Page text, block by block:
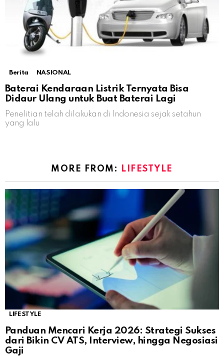
Berita NASIONAL
Baterai Kendaraan Listrik Ternyata Bisa
Didaur Ulang untuk Buat Baterai Lagi
Penelitian telah dilakukan di Indonesia sejak setahun
yang lalu
MORE FROM: LIFESTYLE
LIFESTYLE
Panduan Mencari Kerja 2026: Strategi Sukses
dari Bikin CV ATS, Interview, hingga Negosiasi
Gaji